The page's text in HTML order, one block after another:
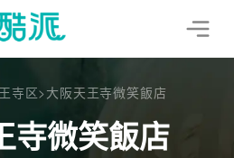
寺区>大阪天王寺微笑飯店
寺微笑飯店